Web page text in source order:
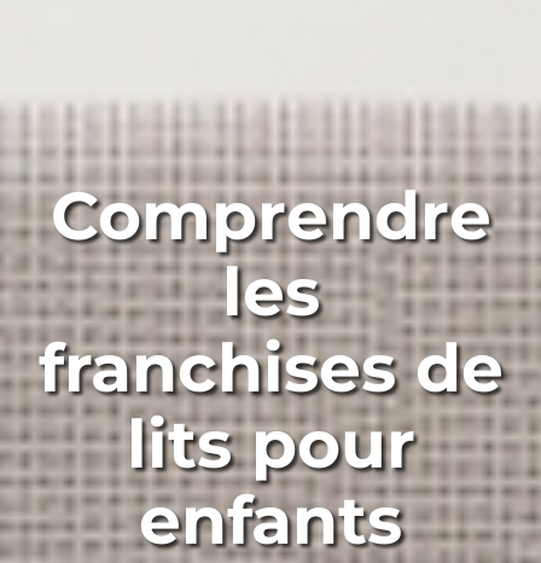
Comprendre
les
franchises de
lits pour
enfants